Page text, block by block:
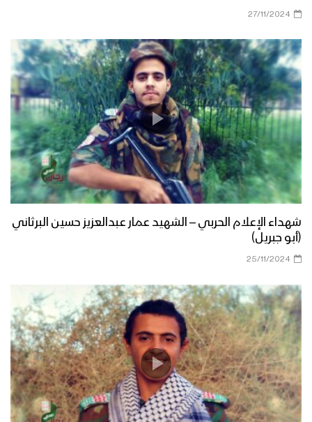
27/11/2024
شهداء الإعلام الحربي – الشهيد عمار عبدالعزيز حسين البرثاني
(أبو جبريل)
25/11/2024